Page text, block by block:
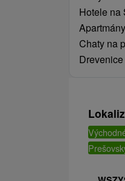
Hotele na
Apartmány
Chaty na
Drevenice